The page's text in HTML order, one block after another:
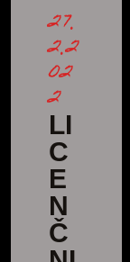
27.
2.2
02
2
LI
C
E
N
Č